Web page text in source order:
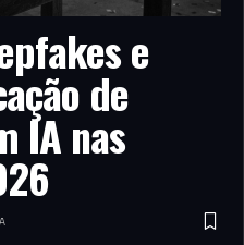
e
de
IA nas